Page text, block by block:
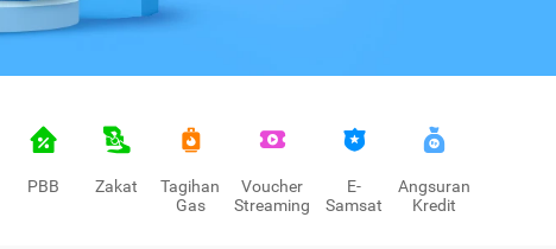
PBB Zakat
Tagihan
Gas
Voucher
Streaming
E-
Samsat
Angsuran
Kredit